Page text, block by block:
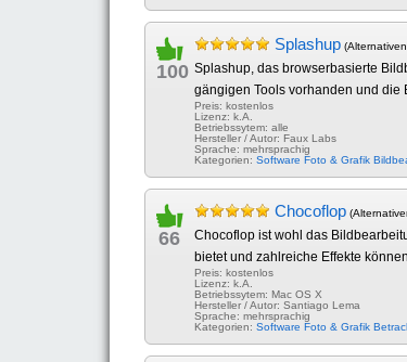
100
Splashup
Splashup, das browserbasierte
gängigen Tools vorhanden und die
Preis: kostenlos
Lizenz: k.A.
Betriebssytem: alle
Hersteller / Autor: Faux Labs
Sprache: mehrsprachig
Kategorien: Software Foto & Grafik
66
Chocoflop
Chocoflop ist wohl das
bietet und zahlreiche Effekte
Preis: kostenlos
Lizenz: k.A.
Betriebssytem: Mac OS X
Hersteller / Autor: Santiago Lema
Sprache: mehrsprachig
Kategorien: Software Foto & Grafik